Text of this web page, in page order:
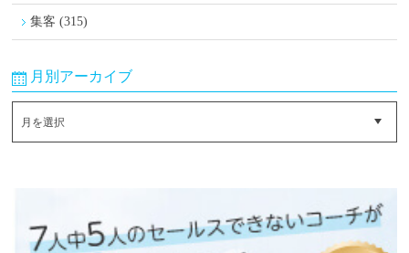
集客 (315)
月別アーカイブ